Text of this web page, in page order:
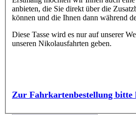
anbieten, die Sie direkt über die
können und die Ihnen dann während
Diese Tasse wird es nur auf unserer
unseren Nikolausfahrten geben.
Zur Fahrkartenbestellung bitte